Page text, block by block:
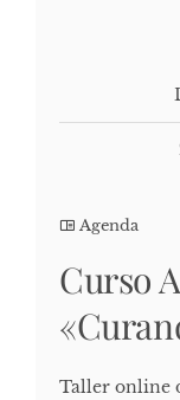
Agenda
Curso
Taller online